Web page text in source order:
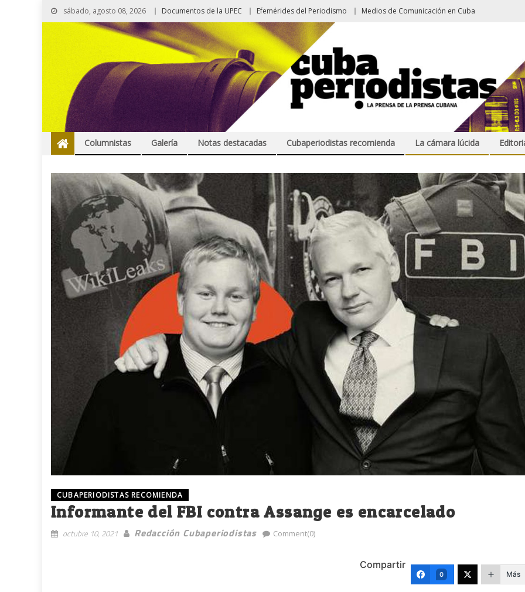
sábado, agosto 08, 2026 Documentos de la UPEC Efemérides del Periodismo Medios de Comunicación en Cuba
Columnistas Galería Notas destacadas Cubaperiodistas recomienda La cámara lúcida
CUBAPERIODISTAS RECOMIENDA
Informante del FBI contra Assange es encarcelado
octubre 10, 2021 Redacción Cubaperiodistas Comment(0)
Compartir
0 Más